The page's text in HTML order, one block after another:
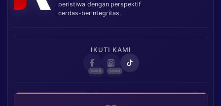
peristiwa dengan perspektif
cerdas-berintegritas.
IKUTI KAMI